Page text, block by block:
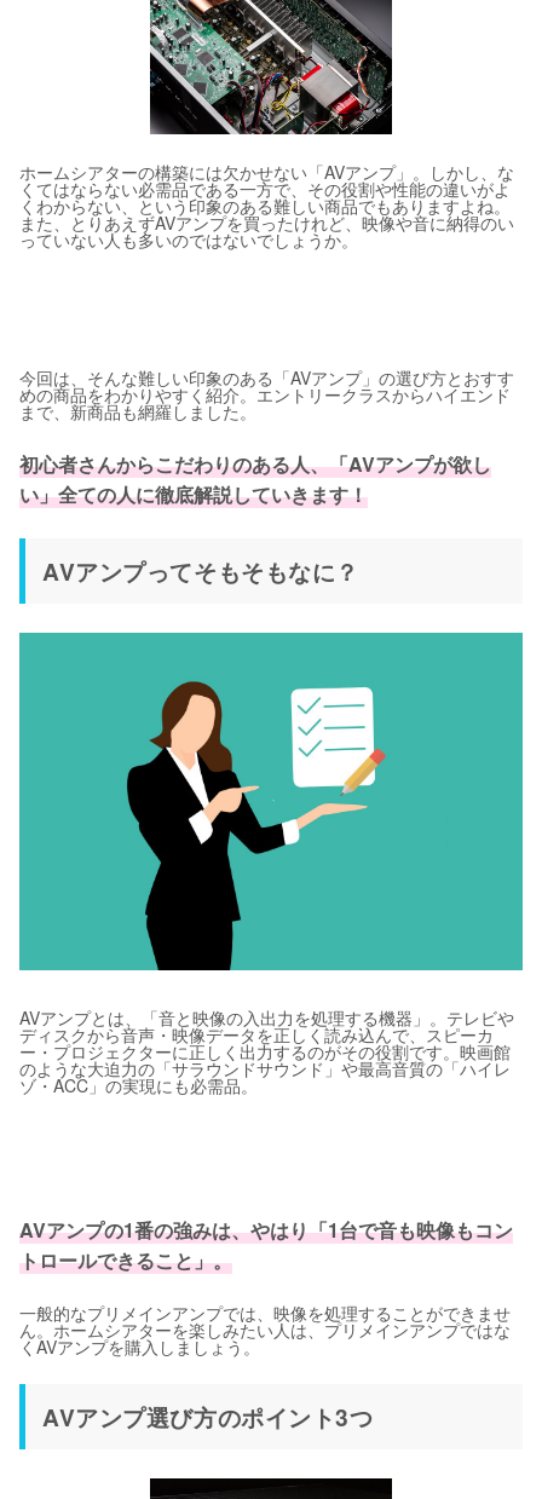
ホームシアターの構築には欠かせない「AVアンプ」。しかし、な
くてはならない必需品である一方で、その役割や性能の違いがよ
くわからない、という印象のある難しい商品でもありますよね。
また、とりあえずAVアンプを買ったけれど、映像や音に納得のい
っていない人も多いのではないでしょうか。
今回は、そんな難しい印象のある「AVアンプ」の選び方とおすす
めの商品をわかりやすく紹介。エントリークラスからハイエンド
まで、新商品も網羅しました。
初心者さんからこだわりのある人、「AVアンプが欲し
い」全ての人に徹底解説していきます！
AVアンプってそもそもなに？
AVアンプとは、「音と映像の入出力を処理する機器」。テレビや
ディスクから音声・映像データを正しく読み込んで、スピーカ
ー・プロジェクターに正しく出力するのがその役割です。映画館
のような大迫力の「サラウンドサウンド」や最高音質の「ハイレ
ゾ・ACC」の実現にも必需品。
AVアンプの1番の強みは、やはり「1台で音も映像もコン
トロールできること」。
一般的なプリメインアンプでは、映像を処理することができませ
ん。ホームシアターを楽しみたい人は、プリメインアンプではな
くAVアンプを購入しましょう。
AVアンプ選び方のポイント3つ